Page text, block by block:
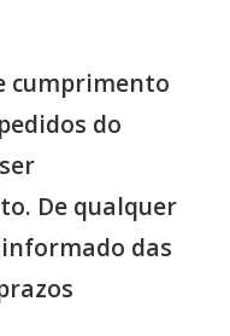
cumprimento
do
De qualquer
das